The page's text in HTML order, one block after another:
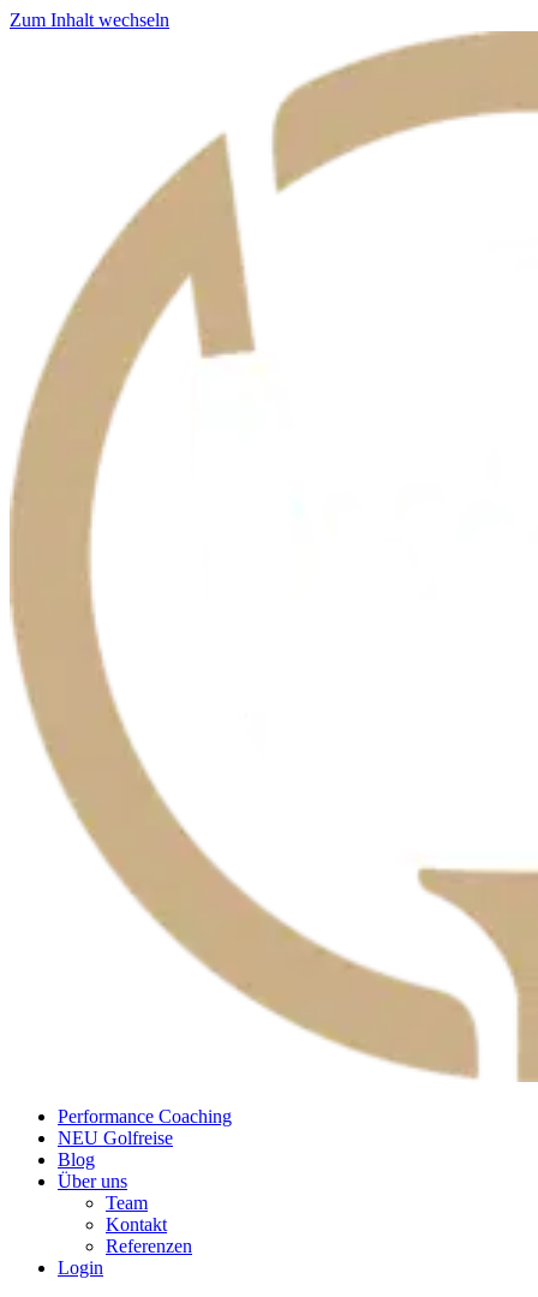
Zum Inhalt wechseln
Performance Coaching
NEU Golfreise
Blog
Über uns
Team
Kontakt
Referenzen
Login